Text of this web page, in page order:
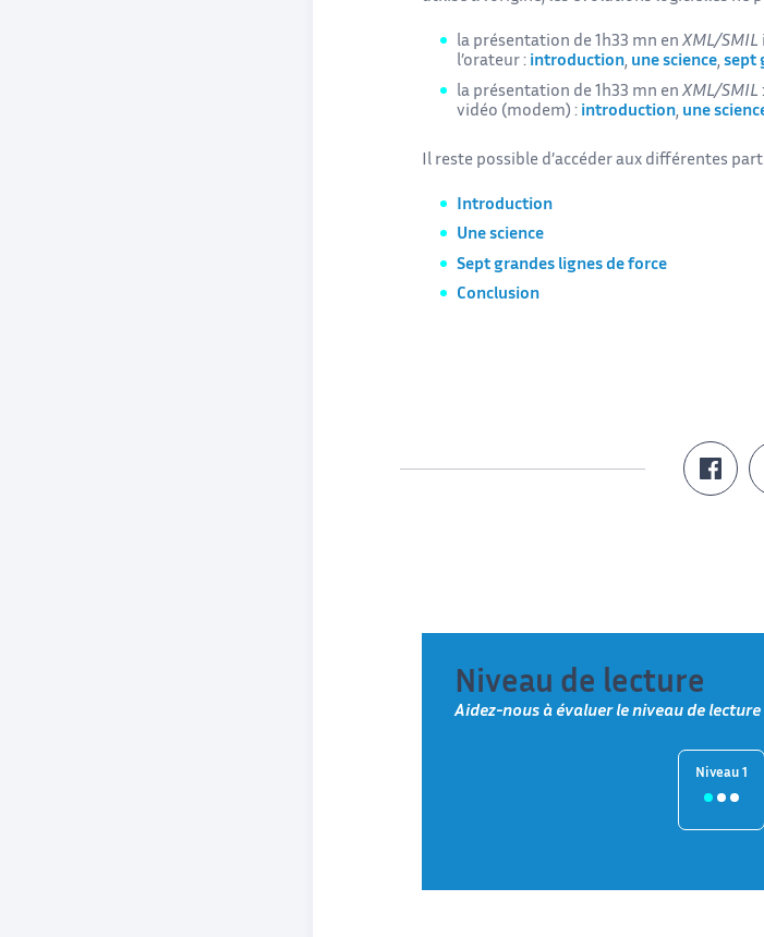
la présentation de 1h33 mn en XML/SMIL
l’orateur : introduction, une science, sept
la présentation de 1h33 mn en XML/SMIL
vidéo (modem) : introduction une
Il reste possible d’accéder aux différentes
Introduction
Une science
Sept grandes lignes de force
Conclusion
Niveau de lecture
Aidez-nous à évaluer le niveau de lecture
Niveau 1